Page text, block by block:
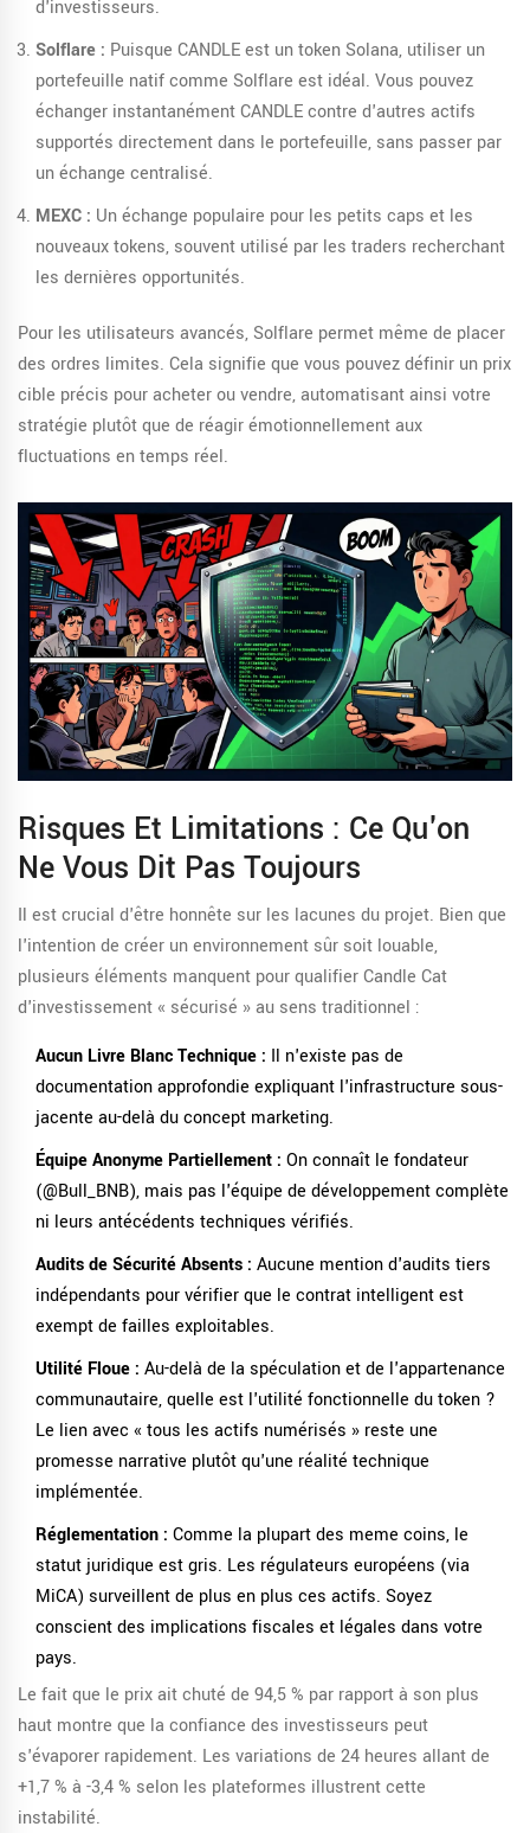
d'investisseurs.
Solflare : Puisque CANDLE est un token Solana, utiliser un
portefeuille natif comme Solflare est idéal. Vous pouvez
échanger instantanément CANDLE contre d'autres actifs
supportés directement dans le portefeuille, sans passer par
un échange centralisé.
MEXC : Un échange populaire pour les petits caps et les
nouveaux tokens, souvent utilisé par les traders recherchant
les dernières opportunités.
Pour les utilisateurs avancés, Solflare permet même de placer
des ordres limites. Cela signifie que vous pouvez définir un prix
cible précis pour acheter ou vendre, automatisant ainsi votre
stratégie plutôt que de réagir émotionnellement aux
fluctuations en temps réel.
Risques Et Limitations : Ce Qu'on
Ne Vous Dit Pas Toujours
Il est crucial d'être honnête sur les lacunes du projet. Bien que
l'intention de créer un environnement sûr soit louable,
plusieurs éléments manquent pour qualifier Candle Cat
d'investissement « sécurisé » au sens traditionnel :
Aucun Livre Blanc Technique : Il n'existe pas de
documentation approfondie expliquant l'infrastructure sous-
jacente au-delà du concept marketing.
Équipe Anonyme Partiellement : On connaît le fondateur
(@Bull_BNB), mais pas l'équipe de développement complète
ni leurs antécédents techniques vérifiés.
Audits de Sécurité Absents : Aucune mention d'audits tiers
indépendants pour vérifier que le contrat intelligent est
exempt de failles exploitables.
Utilité Floue : Au-delà de la spéculation et de l'appartenance
communautaire, quelle est l'utilité fonctionnelle du token ?
Le lien avec « tous les actifs numérisés » reste une
promesse narrative plutôt qu'une réalité technique
implémentée.
Réglementation : Comme la plupart des meme coins, le
statut juridique est gris. Les régulateurs européens (via
MiCA) surveillent de plus en plus ces actifs. Soyez
conscient des implications fiscales et légales dans votre
pays.
Le fait que le prix ait chuté de 94,5 % par rapport à son plus
haut montre que la confiance des investisseurs peut
s'évaporer rapidement. Les variations de 24 heures allant de
+1,7 % à -3,4 % selon les plateformes illustrent cette
instabilité.